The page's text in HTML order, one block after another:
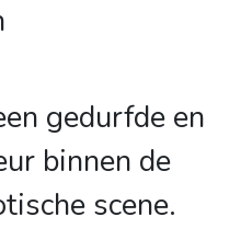
gedurfde en
binnen de
scene.